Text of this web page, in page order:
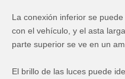
La conexión inferior se
con el vehículo, y el asta
parte superior se ve en un
El brillo de las luces puede